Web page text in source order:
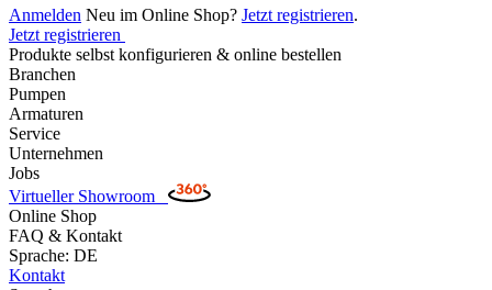
Anmelden Neu im Online Shop? Jetzt registrieren.
Jetzt registrieren
Produkte selbst konfigurieren & online bestellen
Branchen
Pumpen
Armaturen
Service
Unternehmen
Jobs
Virtueller Showroom
Online Shop
FAQ & Kontakt
Sprache: DE
Kontakt